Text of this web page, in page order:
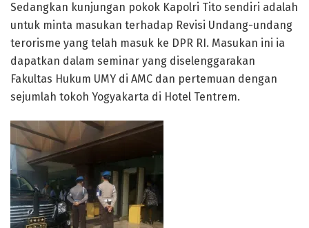
Sedangkan kunjungan pokok Kapolri Tito sendiri adalah
untuk minta masukan terhadap Revisi Undang-undang
terorisme yang telah masuk ke DPR RI. Masukan ini ia
dapatkan dalam seminar yang diselenggarakan
Fakultas Hukum UMY di AMC dan pertemuan dengan
sejumlah tokoh Yogyakarta di Hotel Tentrem.